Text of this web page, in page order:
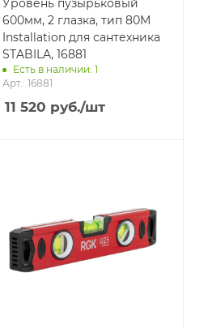
Уровень пузырьковый
600мм, 2 глазка, тип 80M
Installation для сантехника
STABILA, 16881
Есть в наличии: 1
Арт.: 16881
11 520 руб./шт